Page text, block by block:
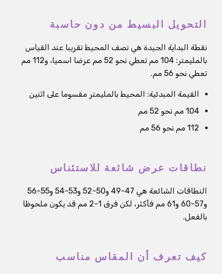
التحويل البسيط من دون حاسبة
نقطة البداية الجيدة هي نصف المحيط تقريبا عند القياس
بالمليمتر: 104 مم تعطي نحو 52 مم عرضا اسميا، و112 مم
تعطي نحو 56 مم.
القيمة المبدئية: المحيط بالمليمتر مقسوما على اثنين
104 مم نحو 52 مم
112 مم نحو 56 مم
نطاقات عرض شائعة للاستئناس
النطاقات الشائعة هي 47-49 و50-52 و53-54 و55-56
و57-60 و61 مم فأكثر، لكن فرق 1-2 مم قد يكون ملحوظا
بالفعل.
كيف تعرف أن المقاس مناسب